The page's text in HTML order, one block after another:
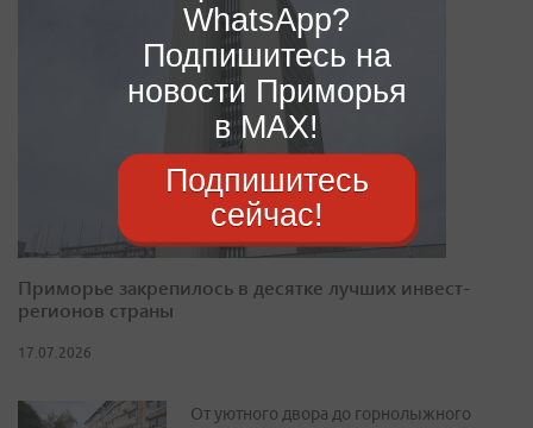
Приморье закрепилось в десятке лучших инвест-
регионов страны
17.07.2026
От уютного двора до горнолыжного
WhatsApp?
Подпишитесь на
новости Приморья
в MAX!
Подпишитесь
сейчас!